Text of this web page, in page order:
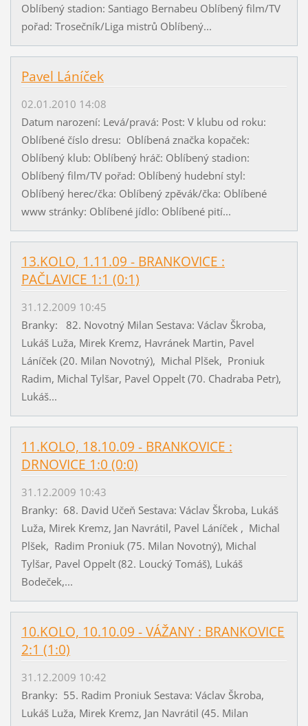
Oblíbený stadion: Santiago Bernabeu Oblíbený film/TV
pořad: Trosečník/Liga mistrů Oblíbený...
Pavel Láníček
02.01.2010 14:08
Datum narození: Levá/pravá: Post: V klubu od roku:
Oblíbené číslo dresu: Oblíbená značka kopaček:
Oblíbený klub: Oblíbený hráč: Oblíbený stadion:
Oblíbený film/TV pořad: Oblíbený hudební styl:
Oblíbený herec/čka: Oblíbený zpěvák/čka: Oblíbené
www stránky: Oblíbené jídlo: Oblíbené pití...
13.KOLO, 1.11.09 - BRANKOVICE :
PAČLAVICE 1:1 (0:1)
31.12.2009 10:45
Branky: 82. Novotný Milan Sestava: Václav Škroba,
Lukáš Luža, Mirek Kremz, Havránek Martin, Pavel
Láníček (20. Milan Novotný), Michal Plšek, Proniuk
Radim, Michal Tylšar, Pavel Oppelt (70. Chadraba Petr),
Lukáš...
11.KOLO, 18.10.09 - BRANKOVICE :
DRNOVICE 1:0 (0:0)
31.12.2009 10:43
Branky: 68. David Učeň Sestava: Václav Škroba, Lukáš
Luža, Mirek Kremz, Jan Navrátil, Pavel Láníček , Michal
Plšek, Radim Proniuk (75. Milan Novotný), Michal
Tylšar, Pavel Oppelt (82. Loucký Tomáš), Lukáš
Bodeček,...
10.KOLO, 10.10.09 - VÁŽANY : BRANKOVICE
2:1 (1:0)
31.12.2009 10:42
Branky: 55. Radim Proniuk Sestava: Václav Škroba,
Lukáš Luža, Mirek Kremz, Jan Navrátil (45. Milan